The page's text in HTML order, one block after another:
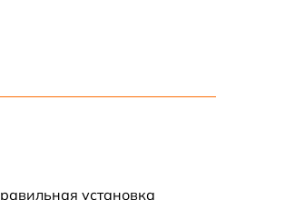
установка